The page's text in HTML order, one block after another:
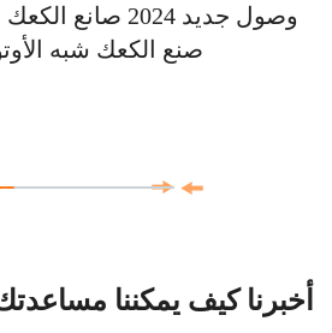
وصول جديد 2024
صنع الكعك شبه
أخبرنا كيف يمكننا